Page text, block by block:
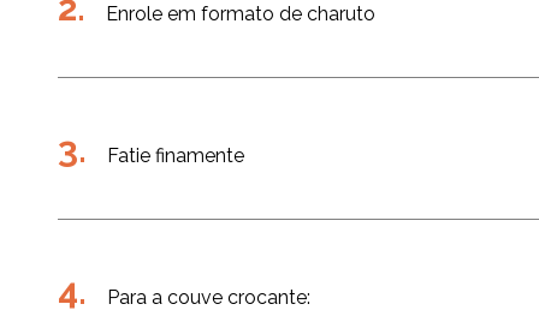
Enrole em formato de charuto
Fatie finamente
Para a couve crocante: